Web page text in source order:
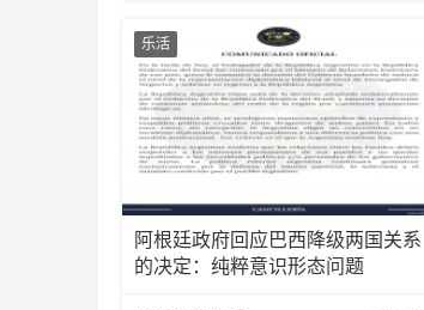
乐活
阿根廷政府回应巴西降级两国关系
的决定：纯粹意识形态问题